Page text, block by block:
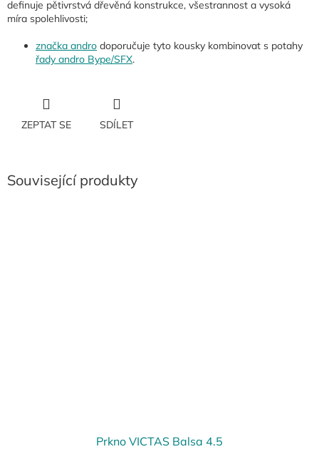
definuje pětivrstvá dřevěná konstrukce, všestrannost a vysoká
míra spolehlivosti;
značka andro doporučuje tyto kousky kombinovat s potahy
řady andro Bype/SFX.
ZEPTAT SE SDÍLET
Související produkty
Prkno VICTAS Balsa 4.5